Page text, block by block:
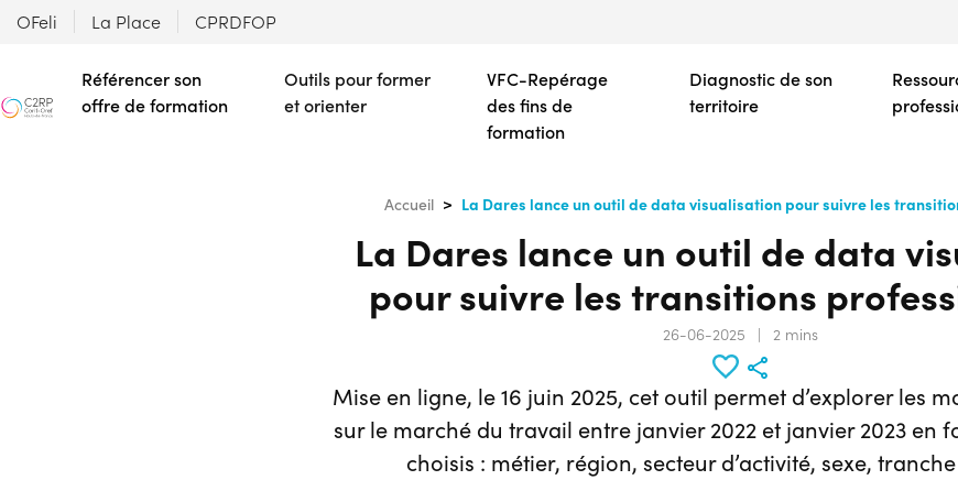
contenu
principal
OFeli La Place CPRDFOP
Référencer son
offre de formation
Outils pour former
et orienter
VFC-Repérage
des fins de
formation
Diagnostic de son
territoire
Accueil La Dares lance un outil de data visualisation pour suivre les
La Dares lance un outil de data
pour suivre les transitions
26-06-2025 | 2 mins
Mise en ligne, le 16 juin 2025, cet outil permet d’explorer les
sur le marché du travail entre janvier 2022 et janvier 2023 en
choisis : métier, région, secteur d’activité, sexe, tranche